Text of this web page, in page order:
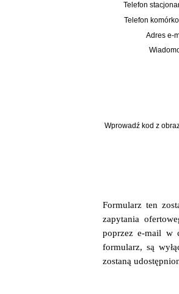
Telefon
Telefon
Adres e-
Wprowadź kod z
Formularz ten
zapytania
poprzez e-mail w
formularz, są
zostaną